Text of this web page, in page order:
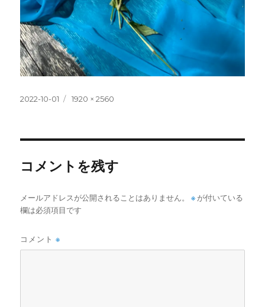
投
2022-10-01
フ
1920 × 2560
コメントを残す
メールアドレスが公開されることはありません。 ※が付いている
欄は必須項目です
コメント※